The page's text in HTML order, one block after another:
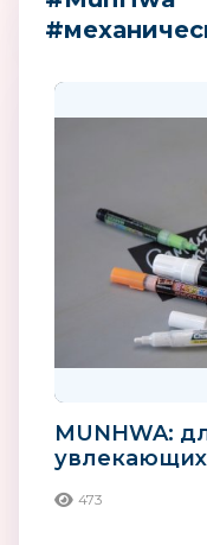
MUNHWA:
473